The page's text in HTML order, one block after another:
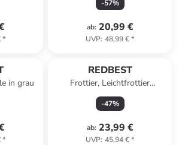
*
-57%
ab: 20,99 €
UVP: 48,99 €*
in grau
*
REDBEST
Frottier, Leichtfrottier
Handtuch 6er-Pack Oceanside
in apfelgrün
-47%
ab: 23,99 €
UVP: 45,94 €*